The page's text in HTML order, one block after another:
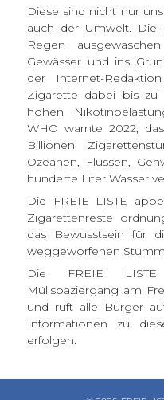
Diese sind nicht nur
auch der Umwelt. Die
Regen
Gewässer und ins
der Internet-
Zigarette dabei bis zu
hohen
WHO warnte 2022,
Billionen
Ozeanen, Flüssen,
hunderte Liter Wasser
Die FREIE LISTE
Zigarettenreste
das Bewusstsein für
weggeworfenen
Die FREIE
Müllspaziergang am
und ruft alle Bürger
Informationen zu
erfolgen.